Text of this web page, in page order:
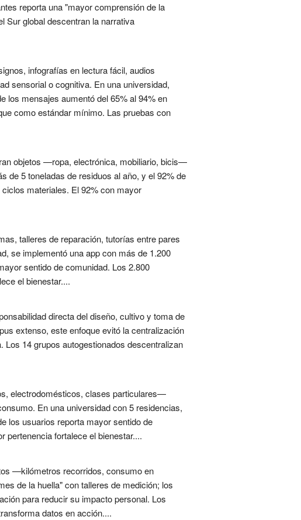
reporta una "mayor comprensión de la
Sur global descentran la narrativa
infografías en lectura fácil, audios
sensorial o cognitiva. En una universidad,
los mensajes aumentó del 65% al 94% en
como estándar mínimo. Las pruebas con
objetos —ropa, electrónica, mobiliario, bicis—
de 5 toneladas de residuos al año, y el 92% de
materiales. El 92% con mayor
talleres de reparación, tutorías entre pares
se implementó una app con más de 1.200
sentido de comunidad. Los 2.800
el bienestar....
directa del diseño, cultivo y toma de
extenso, este enfoque evitó la centralización
Los 14 grupos autogestionados descentralizan
electrodomésticos, clases particulares—
En una universidad con 5 residencias,
los usuarios reporta mayor sentido de
pertenencia fortalece el bienestar....
—kilómetros recorridos, consumo en
de la huella" con talleres de medición; los
para reducir su impacto personal. Los
datos en acción....